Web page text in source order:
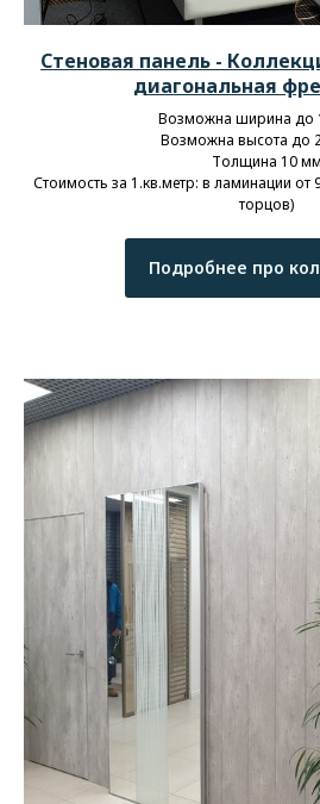
Стеновая панель -
диагональная
Возможна ширина до
Возможна высота до
Толщина 10 мм
Стоимость за 1.кв.метр: в ламинации от
торцов)
Подробнее про